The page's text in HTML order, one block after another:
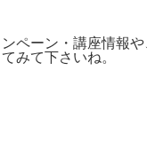
ペーン・講座情報
みて下さいね。